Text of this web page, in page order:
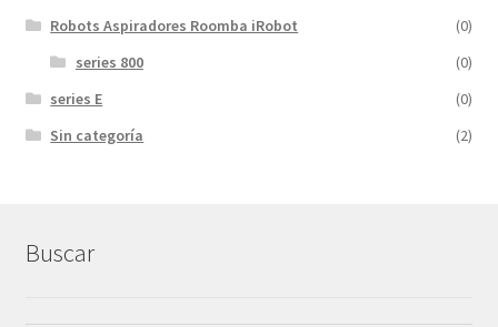
Robots Aspiradores Roomba iRobot
(0)
series 800
(0)
series E
(0)
Sin categoría
(2)
Buscar